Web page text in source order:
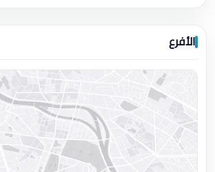
الأفرع